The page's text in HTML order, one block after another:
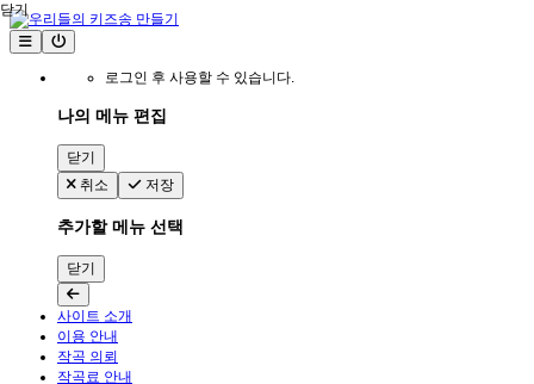
로그인 후 사용할 수 있습니다.
나의 메뉴 편집
닫기
취소
저장
추가할 메뉴 선택
닫기
사이트 소개
이용 안내
작곡 의뢰
작곡료 안내
닫기